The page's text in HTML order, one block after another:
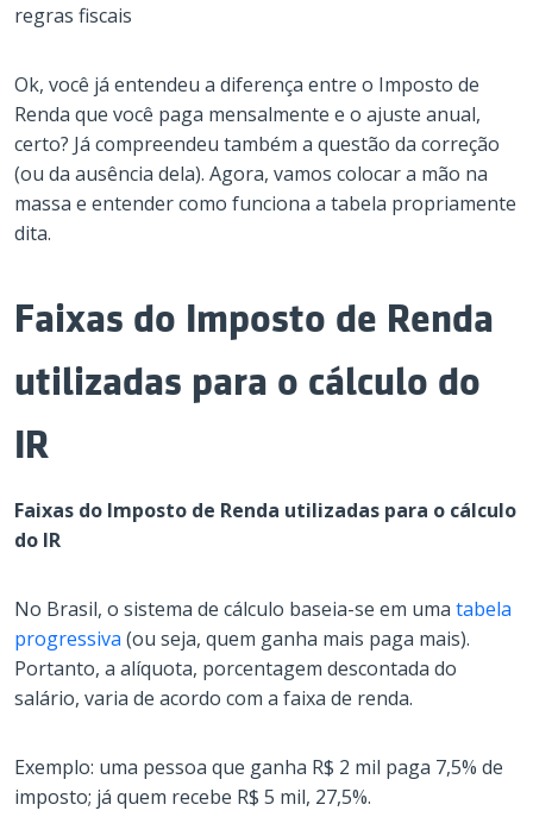
regras fiscais
Ok, você já entendeu a diferença entre o Imposto de
Renda que você paga mensalmente e o ajuste anual,
certo? Já compreendeu também a questão da correção
(ou da ausência dela). Agora, vamos colocar a mão na
massa e entender como funciona a tabela propriamente
dita.
Faixas do Imposto de Renda
utilizadas para o cálculo do
IR
Faixas do Imposto de Renda utilizadas para o cálculo
do IR
No Brasil, o sistema de cálculo baseia-se em uma tabela
progressiva (ou seja, quem ganha mais paga mais).
Portanto, a alíquota, porcentagem descontada do
salário, varia de acordo com a faixa de renda.
Exemplo: uma pessoa que ganha R$ 2 mil paga 7,5% de
imposto; já quem recebe R$ 5 mil, 27,5%.